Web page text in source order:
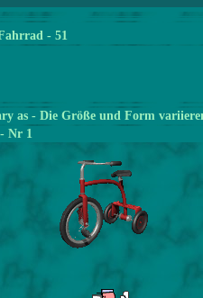
- 51
as - Die Größe und Form
Nr 1